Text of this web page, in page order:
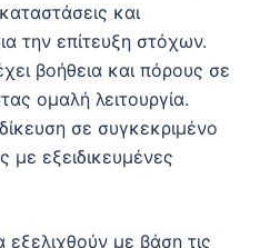
και
την επίτευξη στόχων.
βοήθεια και πόρους σε
ομαλή λειτουργία.
σε συγκεκριμένο
με εξειδικευμένες
εξελιχθούν με βάση τις